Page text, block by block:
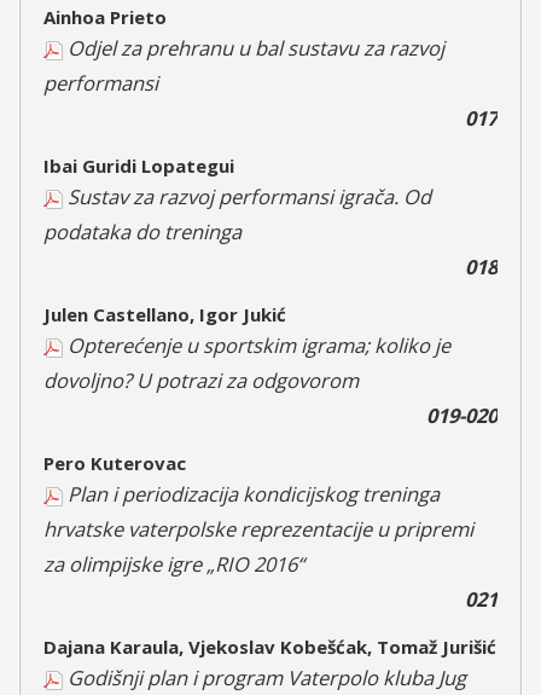
Ainhoa Prieto
Odjel za prehranu u bal sustavu za razvoj
performansi
017
Ibai Guridi Lopategui
Sustav za razvoj performansi igrača. Od
podataka do treninga
018
Julen Castellano, Igor Jukić
Opterećenje u sportskim igrama; koliko je
dovoljno? U potrazi za odgovorom
019-020
Pero Kuterovac
Plan i periodizacija kondicijskog treninga
hrvatske vaterpolske reprezentacije u pripremi
za olimpijske igre „RIO 2016“
021
Dajana Karaula, Vjekoslav Kobešćak, Tomaž Jurišić
Godišnji plan i program Vaterpolo kluba Jug